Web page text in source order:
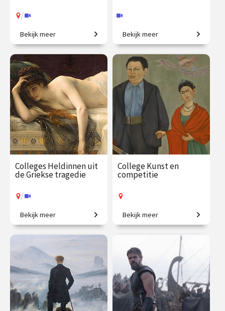
/
Politieke en culturele
geschiedenis van een
fascinerende regio.
€ 195.00
vanaf 31
aug.
/ Op locatie of online
Bekijk meer
Een grootmacht in opkomst.
€ 195.00
vanaf 22
Bekijk meer
Colleges Heldinnen uit
de Griekse tragedie
/
Tussen het onvermijdelijke
lot en onmenselijke
€ 217.00
vanaf 28
sep.
/ Op locatie of online
Bekijk meer
College Kunst en
competitie
Vriendschap, strijd en
inspiratie.
€ 35.00
vanaf 13
okt.
Op locatie
Bekijk meer